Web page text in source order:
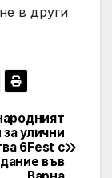
в други
улични
6Fest с
във